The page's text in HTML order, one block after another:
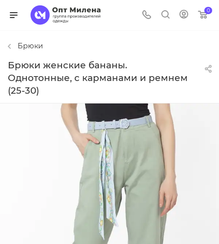
0
Брюки
Брюки женские бананы.
Однотонные, с карманами и ремнем
(25-30)